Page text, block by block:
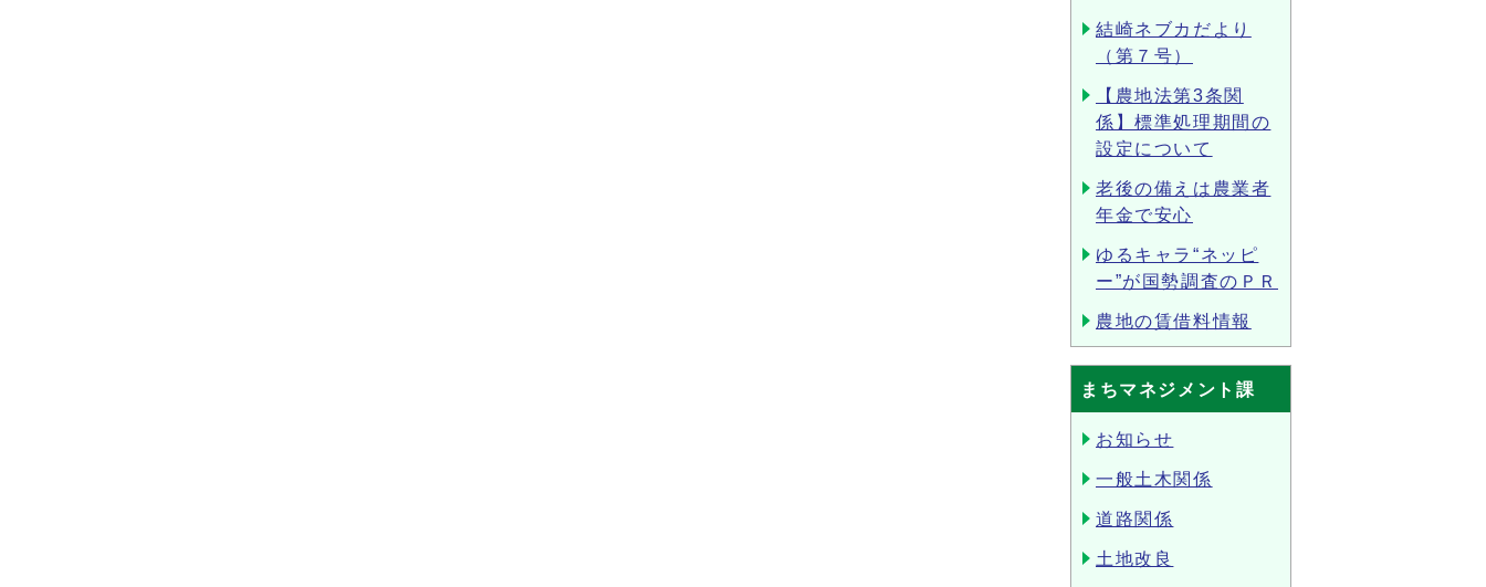
結崎ネブカだより
（第７号）
【農地法第3条関
係】標準処理期間の
設定について
老後の備えは農業者
年金で安心
ゆるキャラ“ネッピ
ー”が国勢調査のＰＲ
農地の賃借料情報
まちマネジメント課
お知らせ
一般土木関係
道路関係
土地改良